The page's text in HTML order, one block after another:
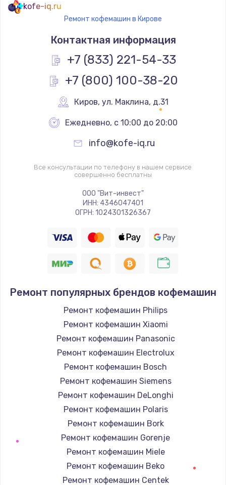
kofe-iq.ru
Ремонт кофемашин в Кирове
Контактная информация
+7 (833) 221-54-33
+7 (800) 100-38-20
Киров, ул. Маклина, д.31
Ежедневно, с 10:00 до 20:00
info@kofe-iq.ru
Все консультации по телефону в нашем сервисе
совершенно бесплатны
ООО "Вит-инвест"
ИНН: 4346047401
ОГРН: 1024301326367
Ремонт популярных брендов кофемашин
Ремонт кофемашин Philips
Ремонт кофемашин Xiaomi
Ремонт кофемашин Panasonic
Ремонт кофемашин Electrolux
Ремонт кофемашин Bosch
Ремонт кофемашин Siemens
Ремонт кофемашин DeLonghi
Ремонт кофемашин Polaris
Ремонт кофемашин Bork
Ремонт кофемашин Gorenje
Ремонт кофемашин Miele
Ремонт кофемашин Beko
Ремонт кофемашин Centek